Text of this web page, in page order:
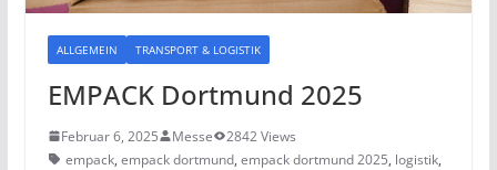
ALLGEMEIN TRANSPORT & LOGISTIK
EMPACK Dortmund 2025
Februar 6, 2025 Messe
2842 Views
empack, empack dortmund, empack dortmund 2025, logistik,